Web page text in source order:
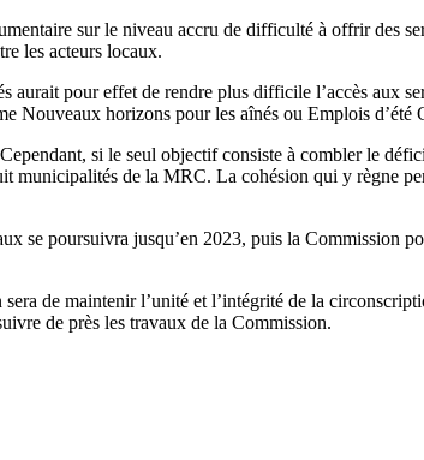
sur le niveau accru de difficulté à offrir des
les acteurs locaux.
pour effet de rendre plus difficile l’accès aux
Nouveaux horizons pour les aînés ou Emplois d’été
si le seul objectif consiste à combler le
de la MRC. La cohésion qui y règne
se poursuivra jusqu’en 2023, puis la Commission
de maintenir l’unité et l’intégrité de la
de près les travaux de la Commission.